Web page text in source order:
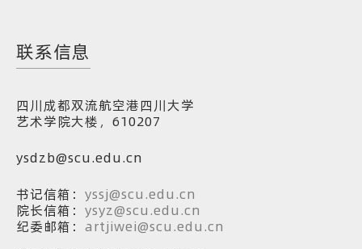
联系信息
四川成都双流航空港四川大学
艺术学院大楼，610207
ysdzb@scu.edu.cn
书记信箱： yssj@scu.edu.cn
院长信箱： ysyz@scu.edu.cn
纪委邮箱： artjiwei@scu.edu.cn